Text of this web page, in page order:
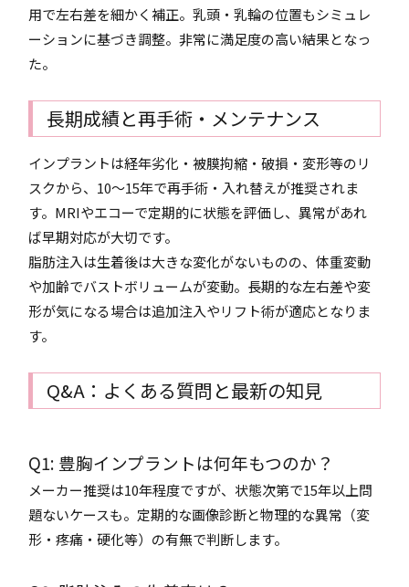
用で左右差を細かく補正。乳頭・乳輪の位置もシミュレ
ーションに基づき調整。非常に満足度の高い結果となっ
た。
長期成績と再手術・メンテナンス
インプラントは経年劣化・被膜拘縮・破損・変形等のリ
スクから、10〜15年で再手術・入れ替えが推奨されま
す。MRIやエコーで定期的に状態を評価し、異常があれ
ば早期対応が大切です。
脂肪注入は生着後は大きな変化がないものの、体重変動
や加齢でバストボリュームが変動。長期的な左右差や変
形が気になる場合は追加注入やリフト術が適応となりま
す。
Q&A：よくある質問と最新の知見
Q1: 豊胸インプラントは何年もつのか？
メーカー推奨は10年程度ですが、状態次第で15年以上問
題ないケースも。定期的な画像診断と物理的な異常（変
形・疼痛・硬化等）の有無で判断します。